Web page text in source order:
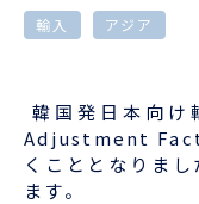
よくあるご質問
ニュース
企業情報
輸入 アジア
韓国発日本向
Adjustment
くこととなりま
ます。